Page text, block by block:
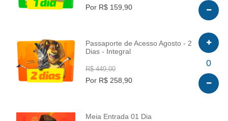
Por R$ 159,90
INFO
Passaporte de Acesso Agosto - 2
Dias - Integral
R$ 449,00
Por R$ 258,90
0
Meia Entrada 01 Dia